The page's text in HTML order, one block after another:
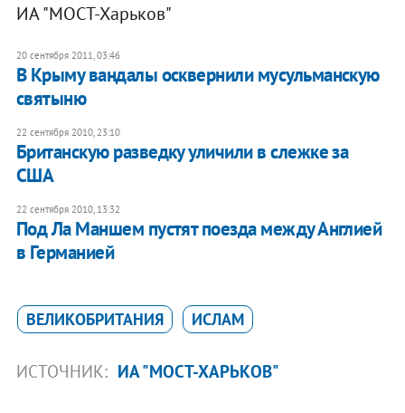
ИА "МОСТ-Харьков"
20 сентября 2011, 03:46
​В Крыму вандалы осквернили мусульманскую
святыню
22 сентября 2010, 23:10
Британскую разведку уличили в слежке за
США
22 сентября 2010, 13:32
Под Ла Маншем пустят поезда между Англией
в Германией
ВЕЛИКОБРИТАНИЯ ИСЛАМ
ИСТОЧНИК: ИА "МОСТ-ХАРЬКОВ"